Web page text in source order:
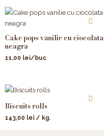
Cake pops vanilie cu ciocolata
neagra
11,00 lei/buc
Biscuits rolls
143,00 lei / kg.